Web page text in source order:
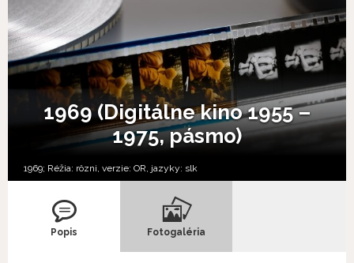
1969 (Digitálne kino 1955 –
1975, pásmo)
1969; Réžia: rôzni, verzie: OR, jazyky: slk
Popis Fotogaléria